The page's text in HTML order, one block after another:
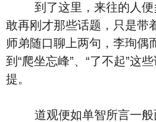
到了这里，来往的人便
敢再刚才那些话题，只是带
师弟随口聊上两句，李珣偶
到“爬坐忘峰”、“了不起”这
提。
道观便如单智所言一般